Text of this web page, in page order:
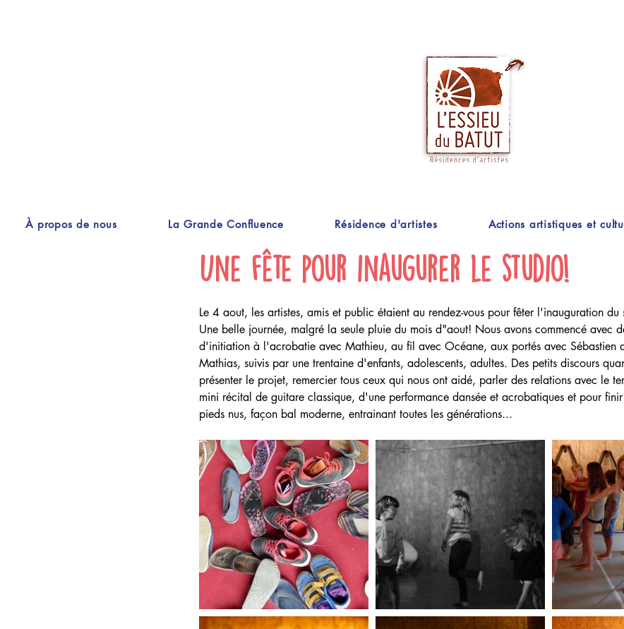
À propos de nous La Grande Confluence Résidence d'artistes Actions artistiques et
Une fête pour inaugurer le studio!
Le 4 aout, les artistes, amis et public étaient au rendez-vous pour fêter l'inauguration
Une belle journée, malgré la seule pluie du mois d"aout! Nous avons commencé avec
d'initiation à l'acrobatie avec Mathieu, au fil avec Océane, aux portés avec Sébastien
Mathias, suivis par une trentaine d'enfants, adolescents, adultes. Des petits discours
présenter le projet, remercier tous ceux qui nous ont aidé, parler des relations avec le
mini récital de guitare classique, d'une performance dansée et acrobatiques et pour
pieds nus, façon bal moderne, entrainant toutes les générations...